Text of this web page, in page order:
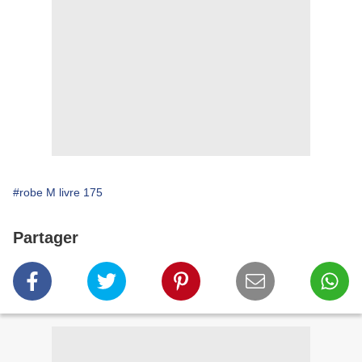
#robe M livre 175
Partager